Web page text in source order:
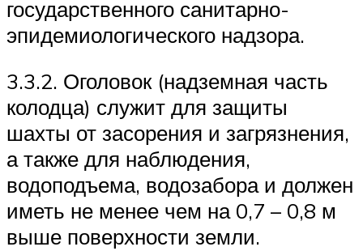
государственного санитарно-
эпидемиологического надзора.
3.3.2. Оголовок (надземная часть
колодца) служит для защиты
шахты от засорения и загрязнения,
а также для наблюдения,
водоподъема, водозабора и должен
иметь не менее чем на 0,7 – 0,8 м
выше поверхности земли.